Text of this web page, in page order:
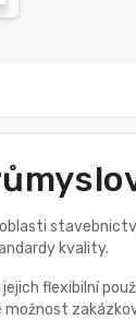
kvality.
flexibilní